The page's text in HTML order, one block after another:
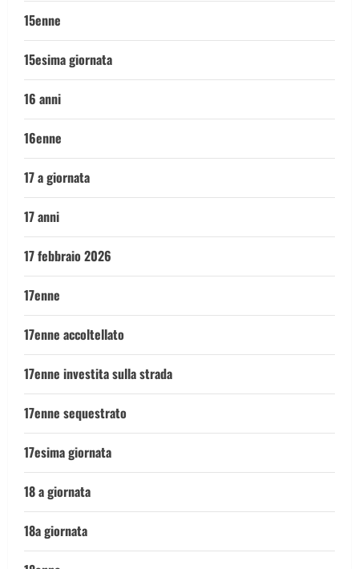
15enne
15esima giornata
16 anni
16enne
17 a giornata
17 anni
17 febbraio 2026
17enne
17enne accoltellato
17enne investita sulla strada
17enne sequestrato
17esima giornata
18 a giornata
18a giornata